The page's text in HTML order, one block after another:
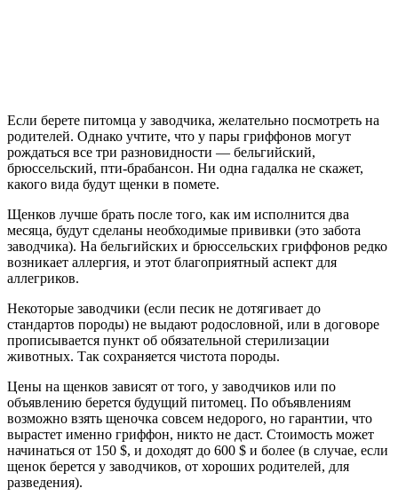
Если берете питомца у заводчика, желательно посмотреть на
родителей. Однако учтите, что у пары гриффонов могут
рождаться все три разновидности — бельгийский,
брюссельский, пти-брабансон. Ни одна гадалка не скажет,
какого вида будут щенки в помете.
Щенков лучше брать после того, как им исполнится два
месяца, будут сделаны необходимые прививки (это забота
заводчика). На бельгийских и брюссельских гриффонов редко
возникает аллергия, и этот благоприятный аспект для
аллегриков.
Некоторые заводчики (если песик не дотягивает до
стандартов породы) не выдают родословной, или в договоре
прописывается пункт об обязательной стерилизации
животных. Так сохраняется чистота породы.
Цены на щенков зависят от того, у заводчиков или по
объявлению берется будущий питомец. По объявлениям
возможно взять щеночка совсем недорого, но гарантии, что
вырастет именно гриффон, никто не даст. Стоимость может
начинаться от 150 $, и доходят до 600 $ и более (в случае, если
щенок берется у заводчиков, от хороших родителей, для
разведения).